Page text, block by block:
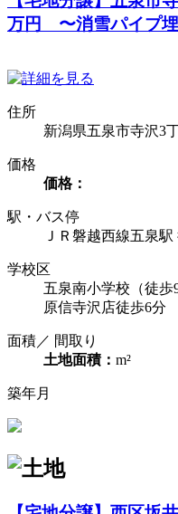
万円 〜消雪パイプ
住所
新潟県五泉市寺沢3
価格
価格：
駅・バス停
ＪＲ磐越西線五泉駅
学校区
五泉南小学校（徒
原信寺沢店徒歩6分
面積／ 間取り
土地面積： m²
築年月